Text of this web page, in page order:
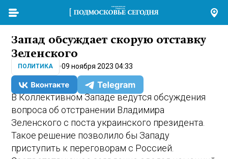
Запад обсуждает скорую отставку
Зеленского
ПОЛИТИКА 09 ноября 2023 04:33
В Коллективном Западе ведутся обсуждения
вопроса об отстранении Владимира
Зеленского с поста украинского президента.
Такое решение позволило бы Западу
приступить к переговорам с Россией.